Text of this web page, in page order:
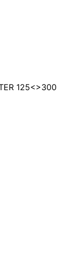
125<>300